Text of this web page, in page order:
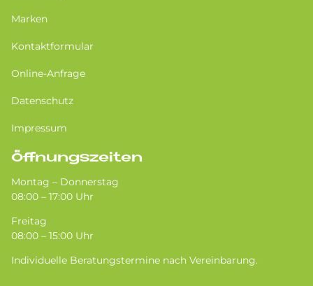
Marken
Kontaktformular
Online-Anfrage
Datenschutz
Impressum
Öffnungszeiten
Montag – Donnerstag
08:00 – 17:00 Uhr
Freitag
08:00 – 15:00 Uhr
Individuelle Beratungstermine nach Vereinbarung.